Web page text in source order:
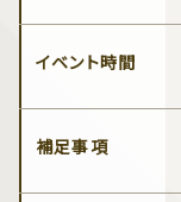
イベント時間
補足事項